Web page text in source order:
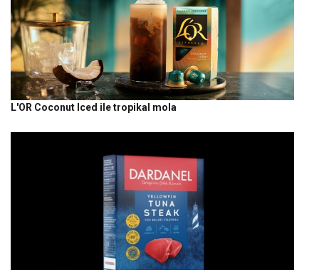
L'OR Coconut Iced ile tropikal mola